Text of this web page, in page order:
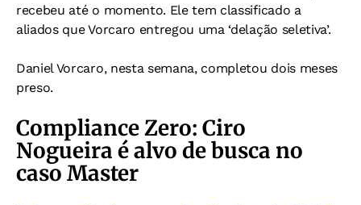
recebeu até o momento. Ele tem classificado a
aliados que Vorcaro entregou uma ‘delação seletiva’.
Daniel Vorcaro, nesta semana, completou dois meses
preso.
Compliance Zero: Ciro
Nogueira é alvo de busca no
caso Master